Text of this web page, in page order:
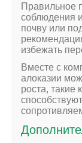
Правильное
соблюдения
почву или
избежать
Вместе с
алоказии
роста, такие